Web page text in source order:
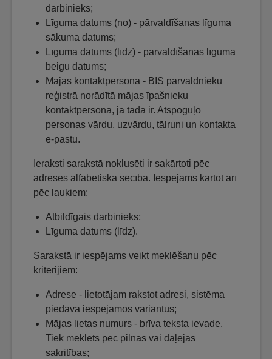
darbinieks;
Līguma datums (no) - pārvaldīšanas līguma
sākuma datums;
Līguma datums (līdz) - pārvaldīšanas līguma
beigu datums;
Mājas kontaktpersona - BIS pārvaldnieku
reģistrā norādītā mājas īpašnieku
kontaktpersona, ja tāda ir. Atspoguļo
personas vārdu, uzvārdu, tālruni un kontakta
e-pastu.
Ieraksti sarakstā noklusēti ir sakārtoti pēc
adreses alfabētiskā secībā. Iespējams kārtot arī
pēc laukiem:
Atbildīgais darbinieks;
Līguma datums (līdz).
Sarakstā ir iespējams veikt meklēšanu pēc
kritērijiem:
Adrese - lietotājam rakstot adresi, sistēma
piedāvā iespējamos variantus;
Mājas lietas numurs - brīva teksta ievade.
Tiek meklēts pēc pilnas vai daļējas
sakritības;